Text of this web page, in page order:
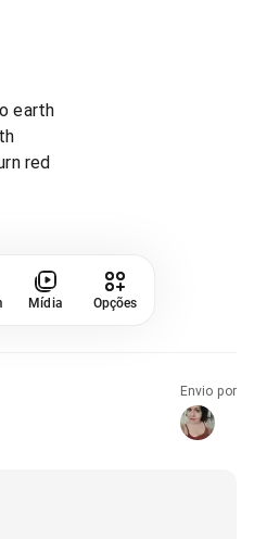
earth
red
Mídia Opções
Envio por